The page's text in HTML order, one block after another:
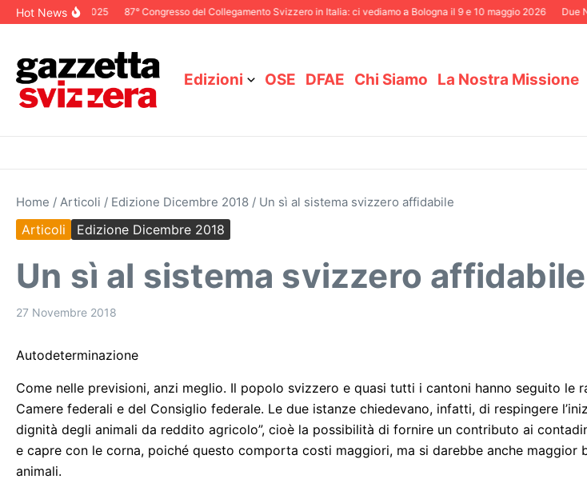
Salta al contenuto
Hot News
Dicembre 2025 87° Congresso del Collegamento Svizzero in Italia: ci vediamo a Bologna il 9 e 10 maggio 2026 Due
Edizioni OSE DFAE Chi Siamo La Nostra Missione
Home / Articoli / Edizione Dicembre 2018 / Un sì al sistema svizzero affidabile
Articoli Edizione Dicembre 2018
Un sì al sistema svizzero affidabile
27 Novembre 2018
Autodeterminazione
Come nelle previsioni, anzi meglio. Il popolo svizzero e quasi tutti i cantoni hanno seguito le
Camere federali e del Consiglio federale. Le due istanze chiedevano, infatti, di respingere
dignità degli animali da reddito agricolo”, cioè la possibilità di fornire un contributo ai
e capre con le corna, poiché questo comporta costi maggiori, ma si darebbe anche maggior
animali.